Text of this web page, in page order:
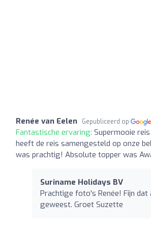
Renée van Eelen Gepubliceerd op
Fantastische ervaring: Supermooie
heeft de reis samengesteld op onze
was prachtig! Absolute topper was
Suriname Holidays BV
Prachtige foto's Renée! Fijn dat
geweest. Groet Suzette